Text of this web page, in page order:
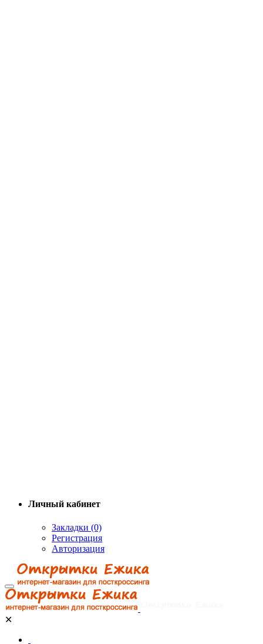
Личный кабинет
Закладки (0)
Регистрация
Авторизация
✕